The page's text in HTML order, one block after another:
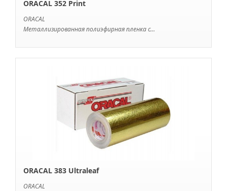
ORACAL 352 Print
ORACAL
Металлизированная полиэфирная пленка с...
ORACAL 383 Ultraleaf
ORACAL